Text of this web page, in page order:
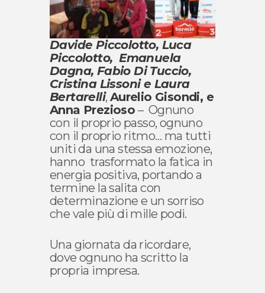
Davide Piccolotto, Luca
Piccolotto, Emanuela
Dagna, Fabio Di Tuccio,
Cristina Lissoni e Laura
Bertarelli, Aurelio Gisondi, e
Anna Prezioso – Ognuno
con il proprio passo, ognuno
con il proprio ritmo… ma tutti
uniti da una stessa emozione,
hanno trasformato la fatica in
energia positiva, portando a
termine la salita con
determinazione e un sorriso
che vale più di mille podi.
Una giornata da ricordare,
dove ognuno ha scritto la
propria impresa.